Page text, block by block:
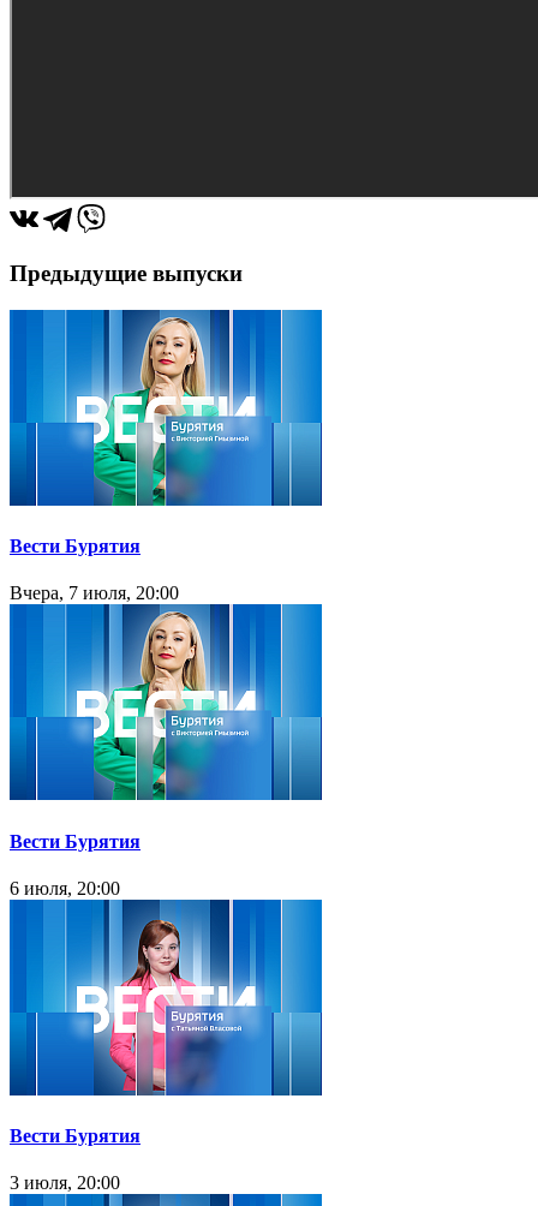
Предыдущие выпуски
Вести Бурятия
Вчера, 7 июля, 20:00
Вести Бурятия
6 июля, 20:00
Вести Бурятия
3 июля, 20:00